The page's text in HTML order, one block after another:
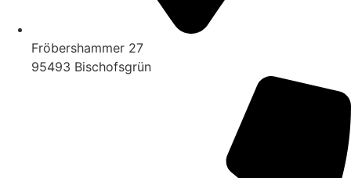
Fröbershammer 27
95493 Bischofsgrün